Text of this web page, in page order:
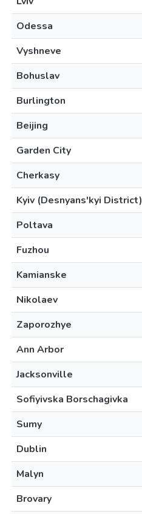
Odessa
Vyshneve
Bohuslav
Burlington
Beijing
Garden City
Cherkasy
Kyiv (Desnyans'kyi District)
Poltava
Fuzhou
Kamianske
Nikolaev
Zaporozhye
Ann Arbor
Jacksonville
Sofiyivska Borschagivka
Sumy
Dublin
Malyn
Brovary